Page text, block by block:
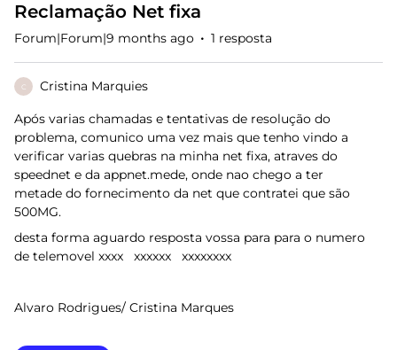
Reclamação Net fixa
Forum|Forum|9 months ago 1 resposta
C Cristina Marquies
Após varias chamadas e tentativas de resolução do
problema, comunico uma vez mais que tenho vindo a
verificar varias quebras na minha net fixa, atraves do
speednet e da appnet.mede, onde nao chego a ter
metade do fornecimento da net que contratei que são
500MG.
desta forma aguardo resposta vossa para para o numero
de telemovel xxxx xxxxxx xxxxxxxx
Alvaro Rodrigues/ Cristina Marques